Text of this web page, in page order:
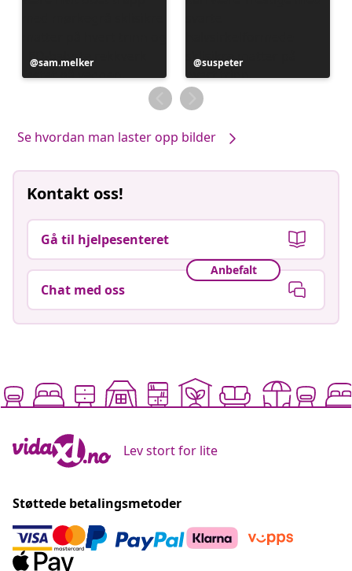
Innlegg
publisert
sam.melker
Innlegg
publisert
av
suspeter
Se hvordan man laster opp bilder
Kontakt oss!
Gå til hjelpesenteret
Anbefalt
Chat med oss
Lev stort for lite
Støttede betalingsmetoder